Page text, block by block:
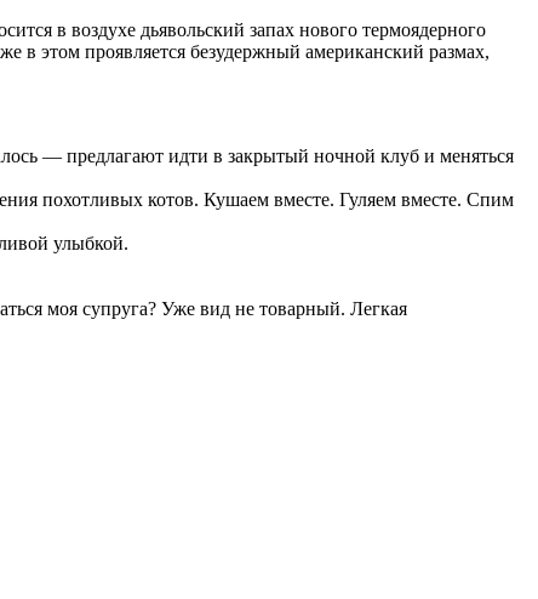
в воздухе дьявольский запах нового термоядерного
в этом проявляется безудержный американский размах,
— предлагают идти в закрытый ночной клуб и меняться
похотливых котов. Кушаем вместе. Гуляем вместе. Спим
улыбкой.
моя супруга? Уже вид не товарный. Легкая